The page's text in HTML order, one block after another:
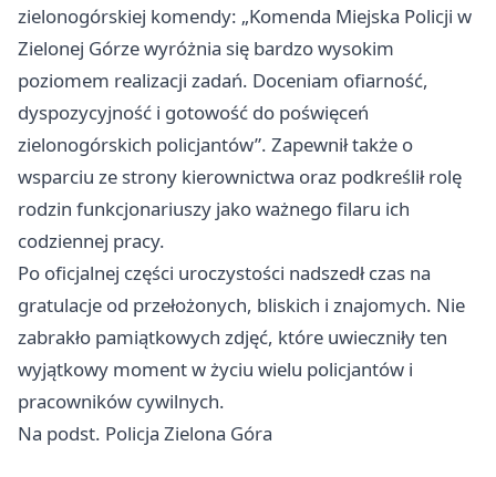
zielonogórskiej komendy: „Komenda Miejska Policji w
Zielonej Górze wyróżnia się bardzo wysokim
poziomem realizacji zadań. Doceniam ofiarność,
dyspozycyjność i gotowość do poświęceń
zielonogórskich policjantów”. Zapewnił także o
wsparciu ze strony kierownictwa oraz podkreślił rolę
rodzin funkcjonariuszy jako ważnego filaru ich
codziennej pracy.
Po oficjalnej części uroczystości nadszedł czas na
gratulacje od przełożonych, bliskich i znajomych. Nie
zabrakło pamiątkowych zdjęć, które uwieczniły ten
wyjątkowy moment w życiu wielu policjantów i
pracowników cywilnych.
Na podst. Policja Zielona Góra